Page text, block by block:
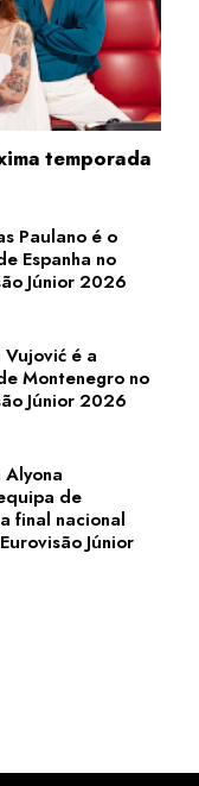
temporada
Paulano é o
Espanha no
Júnior 2026
Vujović é a
Montenegro no
Júnior 2026
Alyona
de
final nacional
Júnior